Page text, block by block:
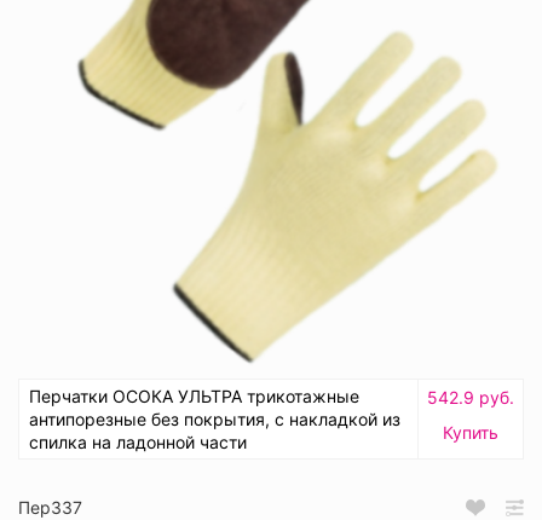
Перчатки ОСОКА УЛЬТРА трикотажные
антипорезные без покрытия, с накладкой из
спилка на ладонной части
542.9 руб.
Купить
Пер337